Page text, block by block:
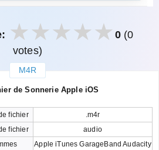
0(0
votes)
M4R
de Sonnerie Apple iOS
fichier
.m4r
fichier
audio
Apple iTunes GarageBand Audacity